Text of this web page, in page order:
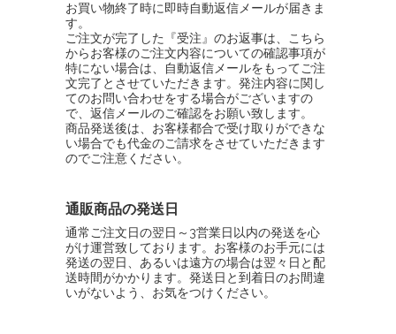
お買い物終了時に即時自動返信メールが届きま
す。
ご注文が完了した『受注』のお返事は、こちら
からお客様のご注文内容についての確認事項が
特にない場合は、自動返信メールをもってご注
文完了とさせていただきます。発注内容に関し
てのお問い合わせをする場合がございますの
で、返信メールのご確認をお願い致します。
商品発送後は、お客様都合で受け取りができな
い場合でも代金のご請求をさせていただきます
のでご注意ください。
通販商品の発送日
通常ご注文日の翌日～3営業日以内の発送を心
がけ運営致しております。お客様のお手元には
発送の翌日、あるいは遠方の場合は翌々日と配
送時間がかかります。発送日と到着日のお間違
いがないよう、お気をつけください。